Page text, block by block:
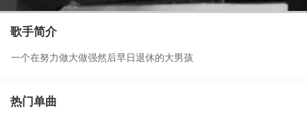
歌手简介
一个在努力做大做强然后早日退休的大男孩
热门单曲